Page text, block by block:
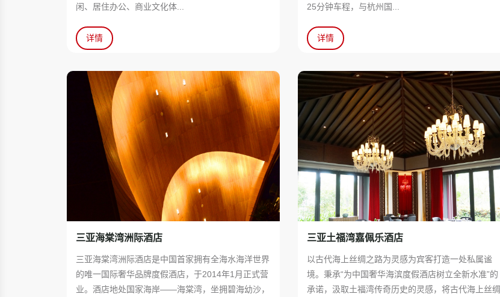
闲、居住办公、商业文化体...
详情
25分钟车程，与杭州国...
详情
三亚海棠湾洲际酒店
三亚海棠湾洲际酒店是中国首家拥有全海水海洋世界
的唯一国际奢华品牌度假酒店，于2014年1月正式营
业。酒店地处国家海岸——海棠湾，坐拥碧海幼沙，
三亚土福湾嘉佩乐酒店
以古代海上丝绸之路为灵感为宾客打造一处私属谧
境。秉承“为中国奢华海滨度假酒店树立全新水准”的
承诺，汲取土福湾传奇历史的灵感，将古代海上丝绸